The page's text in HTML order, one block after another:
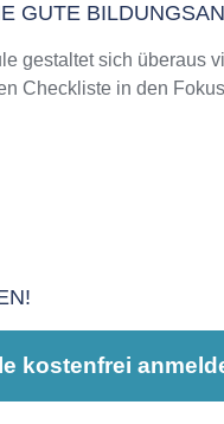
GUTE
gestaltet sich überaus
Checkliste in den
kostenfrei